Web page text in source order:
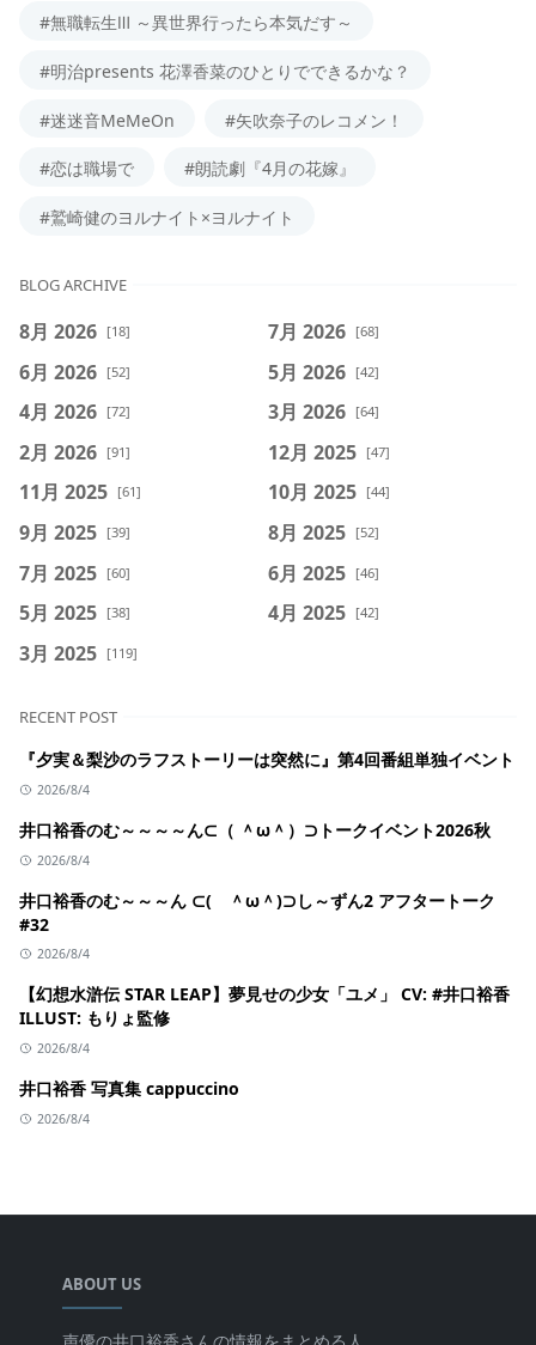
#無職転生Ⅲ ～異世界行ったら本気だす～
#明治presents 花澤香菜のひとりでできるかな？
#迷迷音MeMeOn #矢吹奈子のレコメン！
#恋は職場で #朗読劇『4月の花嫁』
#鷲崎健のヨルナイト×ヨルナイト
BLOG ARCHIVE
8月 2026 [18] 7月 2026 [68]
6月 2026 [52] 5月 2026 [42]
4月 2026 [72] 3月 2026 [64]
2月 2026 [91] 12月 2025 [47]
11月 2025 [61] 10月 2025 [44]
9月 2025 [39] 8月 2025 [52]
7月 2025 [60] 6月 2025 [46]
5月 2025 [38] 4月 2025 [42]
3月 2025 [119]
RECENT POST
『夕実＆梨沙のラフストーリーは突然に』第4回番組単独イベント
2026/8/4
井口裕香のむ～～～～ん⊂（ ＾ω＾）⊃トークイベント2026秋
2026/8/4
井口裕香のむ～～～ん ⊂( ＾ω＾)⊃し～ずん2 アフタートーク
#32
2026/8/4
【幻想水滸伝 STAR LEAP】夢見せの少女「ユメ」 CV: #井口裕香
ILLUST: もりょ監修
2026/8/4
井口裕香 写真集 cappuccino
2026/8/4
ABOUT US
声優の井口裕香さんの情報をまとめる人.